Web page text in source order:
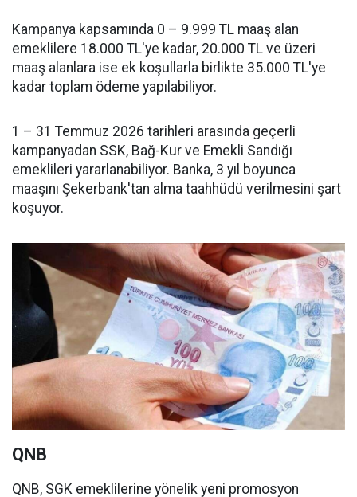
Kampanya kapsamında 0 – 9.999 TL maaş alan
emeklilere 18.000 TL'ye kadar, 20.000 TL ve üzeri
maaş alanlara ise ek koşullarla birlikte 35.000 TL'ye
kadar toplam ödeme yapılabiliyor.
1 – 31 Temmuz 2026 tarihleri arasında geçerli
kampanyadan SSK, Bağ-Kur ve Emekli Sandığı
emeklileri yararlanabiliyor. Banka, 3 yıl boyunca
maaşını Şekerbank'tan alma taahhüdü verilmesini şart
koşuyor.
QNB
QNB, SGK emeklilerine yönelik yeni promosyon